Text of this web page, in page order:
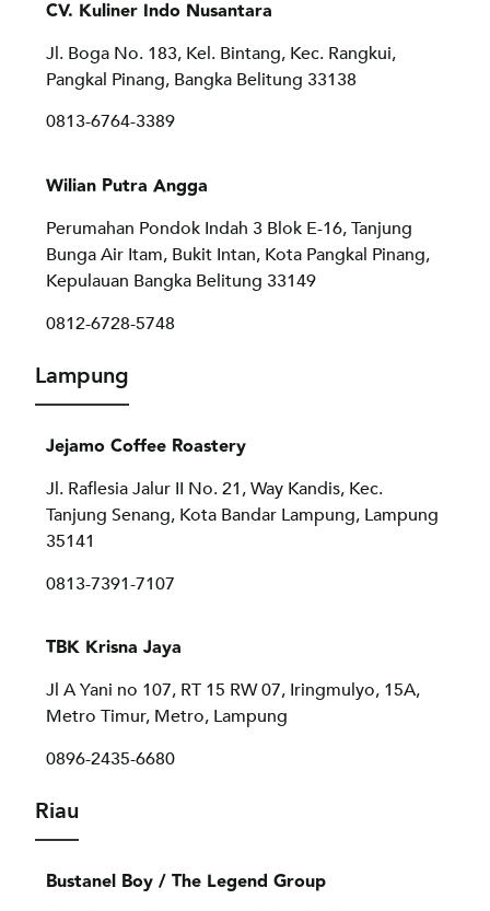
CV. Kuliner Indo Nusantara
Jl. Boga No. 183, Kel. Bintang, Kec. Rangkui,
Pangkal Pinang, Bangka Belitung 33138
0813-6764-3389
Wilian Putra Angga
Perumahan Pondok Indah 3 Blok E-16, Tanjung
Bunga Air Itam, Bukit Intan, Kota Pangkal Pinang,
Kepulauan Bangka Belitung 33149
0812-6728-5748
Lampung
Jejamo Coffee Roastery
Jl. Raflesia Jalur II No. 21, Way Kandis, Kec.
Tanjung Senang, Kota Bandar Lampung, Lampung
35141
0813-7391-7107
TBK Krisna Jaya
Jl A Yani no 107, RT 15 RW 07, Iringmulyo, 15A,
Metro Timur, Metro, Lampung
0896-2435-6680
Riau
Bustanel Boy / The Legend Group